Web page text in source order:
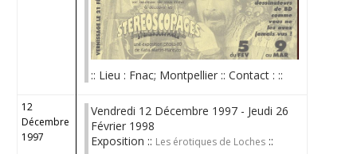
:: Lieu : Fnac; Montpellier :: Contact : ::
12
Décembre
1997
Vendredi 12 Décembre 1997 - Jeudi 26
Février 1998
Exposition :: Les érotiques de Loches ::